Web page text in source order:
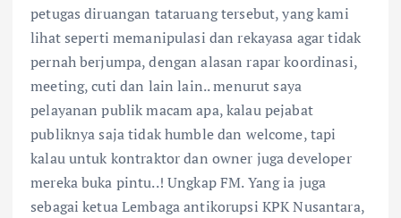
petugas diruangan tataruang tersebut, yang kami
lihat seperti memanipulasi dan rekayasa agar tidak
pernah berjumpa, dengan alasan rapar koordinasi,
meeting, cuti dan lain lain.. menurut saya
pelayanan publik macam apa, kalau pejabat
publiknya saja tidak humble dan welcome, tapi
kalau untuk kontraktor dan owner juga developer
mereka buka pintu..! Ungkap FM. Yang ia juga
sebagai ketua Lembaga antikorupsi KPK Nusantara,